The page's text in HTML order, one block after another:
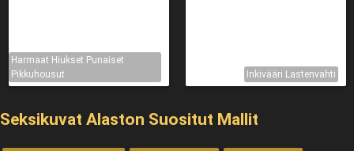
Harmaat Hiukset Punaiset
Pikkuhousut
Inkivääri Lastenvahti
Seksikuvat Alaston Suositut Mallit